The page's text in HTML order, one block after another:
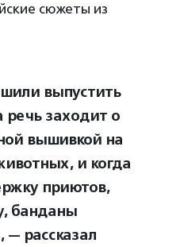
сюжеты из
выпустить
речь заходит о
вышивкой на
и когда
приютов,
банданы
рассказал